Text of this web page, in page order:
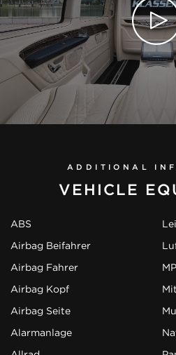
ADDITIONAL
VEHICLE
ABS
Airbag Beifahrer
Airbag Fahrer
Airbag Kopf
Airbag Seite
Alarmanlage